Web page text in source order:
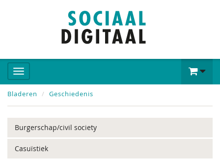
Bladeren Geschiedenis
Burgerschap/civil society
Casuïstiek